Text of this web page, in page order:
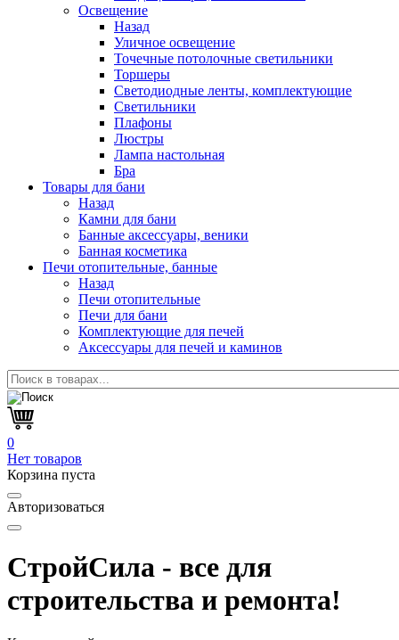
Освещение
Назад
Уличное освещение
Точечные потолочные светильники
Торшеры
Светодиодные ленты, комплектующие
Светильники
Плафоны
Люстры
Лампа настольная
Бра
Товары для бани
Назад
Камни для бани
Банные аксессуары, веники
Банная косметика
Печи отопительные, банные
Назад
Печи отопительные
Печи для бани
Комплектующие для печей
Аксессуары для печей и каминов
0
Нет товаров
Корзина пуста
Авторизоваться
СтройСила - все для
строительства и ремонта!